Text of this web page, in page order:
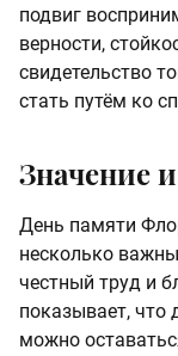
подвиг
верности,
свидетельство
стать путём ко
Значение
День памяти
несколько
честный труд и
показывает, что
можно